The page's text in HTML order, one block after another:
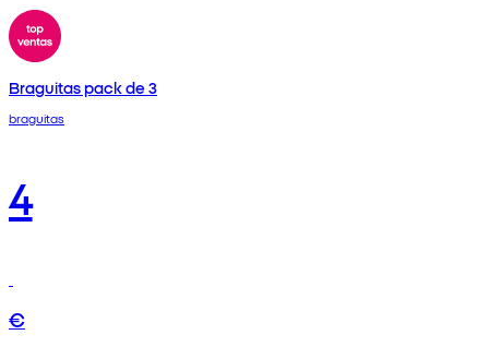
Braguitas pack de 3
braguitas
4
€